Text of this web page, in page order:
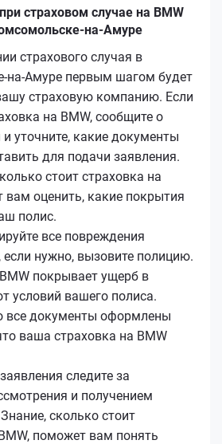
страховом случае на BMW
на-Амуре
страхового случая в
на-Амуре первым шагом будет
страховую компанию. Если
на BMW, сообщите о
уточните, какие документы
для подачи заявления.
стоит страховка на
вам оценить, какие покрытия
полис.
все повреждения
нужно, вызовите полицию.
покрывает ущерб в
условий вашего полиса.
все документы оформлены
ваша страховка на BMW
следите за
и получением
сколько стоит
поможет вам понять